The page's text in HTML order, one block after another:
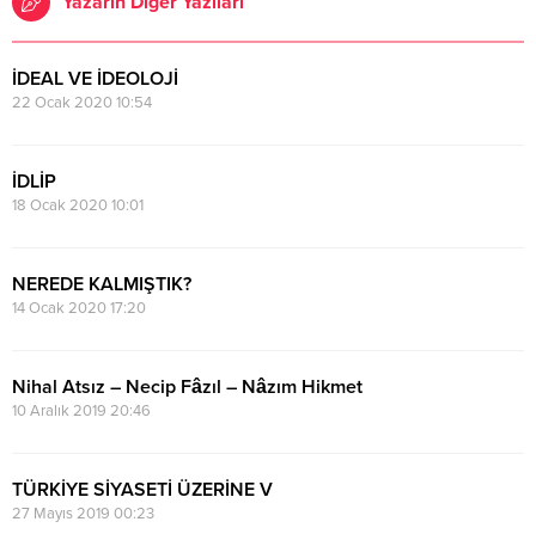
İDEAL VE İDEOLOJİ
22 Ocak 2020 10:54
İDLİP
18 Ocak 2020 10:01
NEREDE KALMIŞTIK?
14 Ocak 2020 17:20
Nihal Atsız – Necip Fâzıl – Nâzım Hikmet
10 Aralık 2019 20:46
TÜRKİYE SİYASETİ ÜZERİNE V
27 Mayıs 2019 00:23